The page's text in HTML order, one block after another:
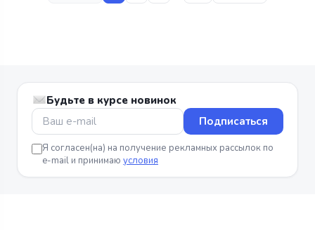
Будьте в курсе новинок
Подписаться
Я согласен(на) на получение рекламных рассылок по
e-mail и принимаю условия